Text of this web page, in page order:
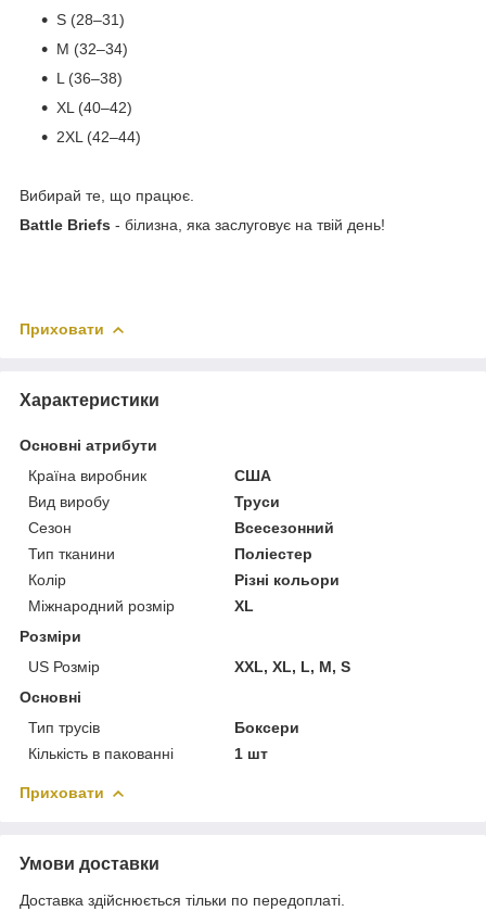
S (28–31)
M (32–34)
L (36–38)
XL (40–42)
2XL (42–44)
Вибирай те, що працює.
Battle Briefs - білизна, яка заслуговує на твій день!
Приховати
Характеристики
Основні атрибути
Країна виробник
США
Вид виробу
Труси
Сезон
Всесезонний
Тип тканини
Поліестер
Колір
Різні кольори
Міжнародний розмір
XL
Розміри
US Розмір
XXL, XL, L, M, S
Основні
Тип трусів
Боксери
Кількість в пакованні
1 шт
Приховати
Умови доставки
Доставка здійснюється тільки по передоплаті.